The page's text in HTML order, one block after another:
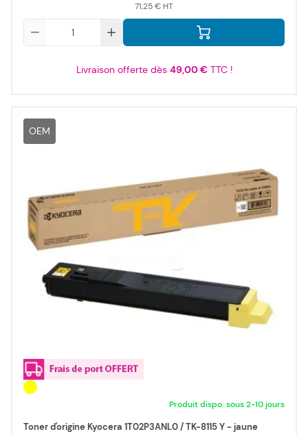
71,25 €
Livraison offerte dès 49,00 €TTC !
OEM
Produit dispo. sous 2-10 jours
Toner d'origine Kyocera 1T02P3ANL0 / TK-8115 Y - jaune